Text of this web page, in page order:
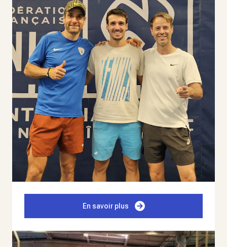
En savoir plus